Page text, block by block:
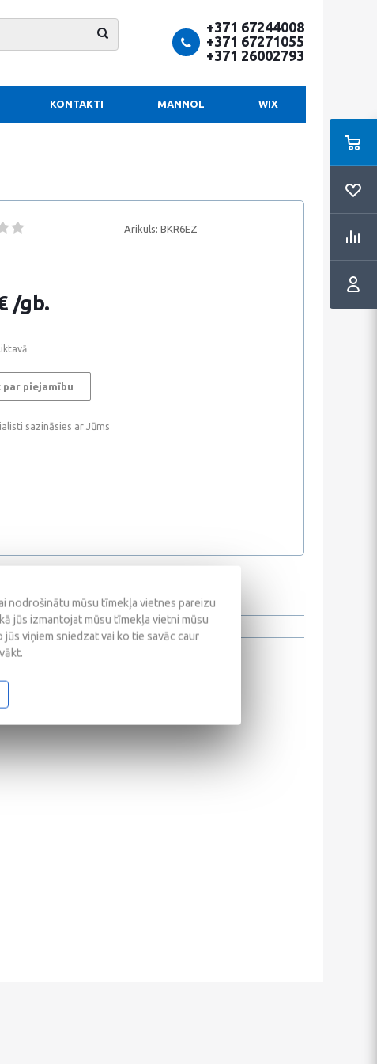
+371 67244008
+371 67271055
+371 26002793
KONTAKTI MANNOL WIX
Arikuls: BKR6EZ
/gb.
par piejamību
sazināsies ar Jūms
nodrošinātu mūsu tīmekļa vietnes pareizu
jūs izmantojat mūsu tīmekļa vietni mūsu
viņiem sniedzat vai ko tie savāc caur